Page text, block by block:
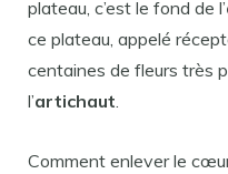
plateau, c’est le fond de l’
ce plateau, appelé
centaines de fleurs très
l’artichaut.
Comment enlever le